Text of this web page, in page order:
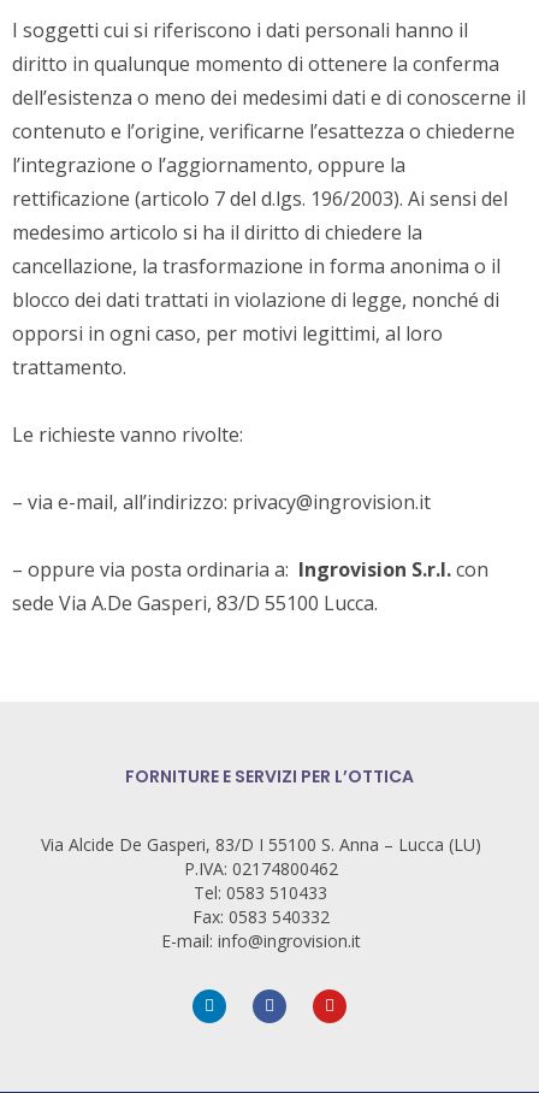
I soggetti cui si riferiscono i dati personali hanno il
diritto in qualunque momento di ottenere la conferma
dell’esistenza o meno dei medesimi dati e di conoscerne il
contenuto e l’origine, verificarne l’esattezza o chiederne
l’integrazione o l’aggiornamento, oppure la
rettificazione (articolo 7 del d.lgs. 196/2003). Ai sensi del
medesimo articolo si ha il diritto di chiedere la
cancellazione, la trasformazione in forma anonima o il
blocco dei dati trattati in violazione di legge, nonché di
opporsi in ogni caso, per motivi legittimi, al loro
trattamento.
Le richieste vanno rivolte:
– via e-mail, all’indirizzo: privacy@ingrovision.it
– oppure via posta ordinaria a: Ingrovision S.r.l.con
sede Via A.De Gasperi, 83/D 55100 Lucca.
FORNITURE E SERVIZI PER L’OTTICA
Via Alcide De Gasperi, 83/D I 55100 S. Anna – Lucca (LU)
P.IVA: 02174800462
Tel: 0583 510433
Fax: 0583 540332
E-mail: info@ingrovision.it